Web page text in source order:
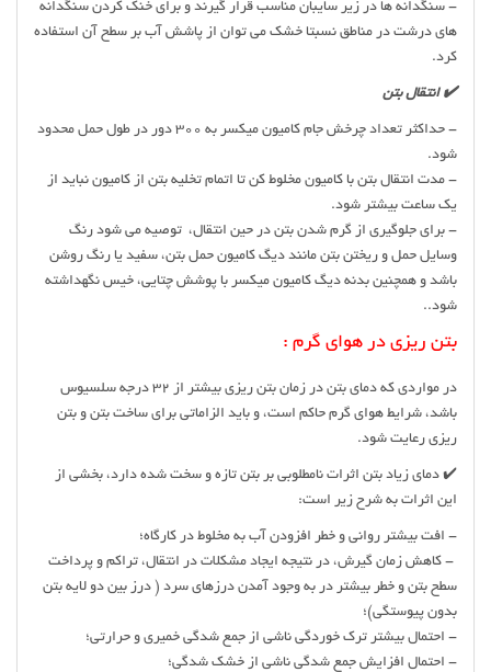
- سنگدانه ها در زیر سایبان مناسب قرار گیرند و برای خنک کردن سنگدانه
های درشت در مناطق نسبتا خشک می توان از پاشش آب بر سطح آن استفاده
کرد.
✔️ انتقال بتن
- حداکثر تعداد چرخش جام کامیون میکسر به ۳۰۰ دور در طول حمل محدود
شود.
- مدت انتقال بتن با کامیون مخلوط کن تا اتمام تخلیه بتن از کامیون نباید از
یک ساعت بیشتر شود.
- برای جلوگیری از گرم شدن بتن در حین انتقال، توصیه می شود رنگ
وسایل حمل و ریختن بتن مانند دیگ کامیون حمل بتن، سفید یا رنگ روشن
باشد و همچنین بدنه دیگ کامیون میکسر با پوشش چتایی، خیس نگهداشته
شود..
بتن ریزی در هوای گرم :
در مواردی که دمای بتن در زمان بتن ریزی بیشتر از ۳۲ درجه سلسیوس
باشد، شرایط هوای گرم حاکم است، و باید الزاماتی برای ساخت بتن و بتن
ریزی رعایت شود.
✔️ دمای زیاد بتن اثرات نامطلوبی بر بتن تازه و سخت شده دارد، بخشی از
این اثرات به شرح زیر است:
- افت بیشتر روانی و خطر افزودن آب به مخلوط در کارگاه؛
- کاهش زمان گیرش، در نتیجه ایجاد مشکلات در انتقال، تراکم و پرداخت
سطح بتن و خطر بیشتر در به وجود آمدن درزهای سرد ( درز بین دو لایه بتن
بدون پیوستگی)؛
- احتمال بیشتر ترک خوردگی ناشی از جمع شدگی خمیری و حرارتی؛
- احتمال افزایش جمع شدگی ناشی از خشک شدگی؛